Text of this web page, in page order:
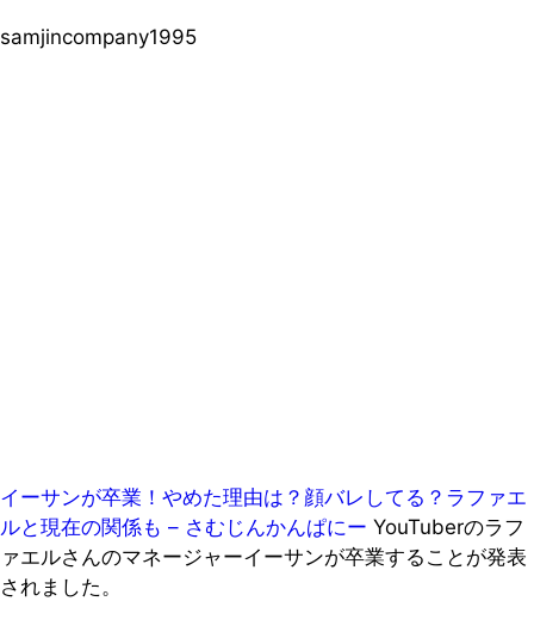
samjincompany1995
イーサンが卒業！やめた理由は？顔バレしてる？ラファエ
ルと現在の関係も – さむじんかんぱにー YouTuberのラフ
ァエルさんのマネージャーイーサンが卒業することが発表
されました。